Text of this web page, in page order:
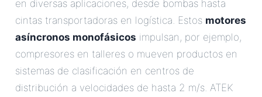
en diversas aplicaciones, desde bombas hasta
cintas transportadoras en logística. Estos motores
asíncronos monofásicos impulsan, por ejemplo,
compresores en talleres o mueven productos en
sistemas de clasificación en centros de
distribución a velocidades de hasta 2 m/s. ATEK